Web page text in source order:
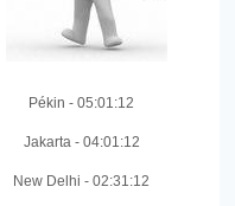
Pékin - 05:01:14
Jakarta- 04:01:14
New Delhi - 02:31:14